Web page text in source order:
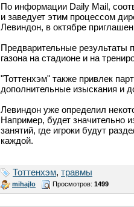
По информации Daily Mail,
и заведует этим процессом
Левиндон, в октябре
Предварительные результаты
газона на стадионе и на
"Тоттенхэм" также привлек
дополнительные изыскания и
Левиндон уже определил
Например, будет значительно
занятий, где игроки будут
каждой.
Тоттенхэм, травмы
mihajlo Просмотров: 1499